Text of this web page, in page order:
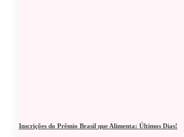
Inscrições do Prêmio Brasil que Alimenta: Últimos Dias!